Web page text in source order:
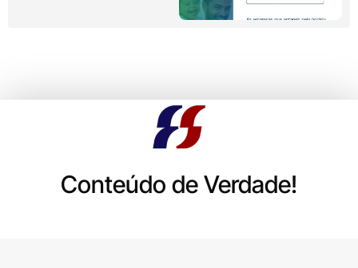
Conteúdo de Verdade!